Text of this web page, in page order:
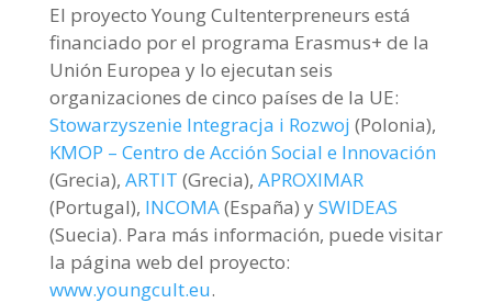
El proyecto Young Cultenterpreneurs está
financiado por el programa Erasmus+ de la
Unión Europea y lo ejecutan seis
organizaciones de cinco países de la UE:
Stowarzyszenie Integracja i Rozwoj (Polonia),
KMOP – Centro de Acción Social e Innovación
(Grecia), ARTIT (Grecia), APROXIMAR
(Portugal), INCOMA(España) ySWIDEAS
(Suecia). Para más información, puede visitar
la página web del proyecto:
www.youngcult.eu.